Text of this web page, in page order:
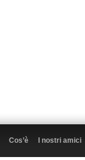
Cos’è I nostri amici